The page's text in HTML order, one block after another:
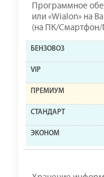
Программное
или «Wialon» на
(на ПК/